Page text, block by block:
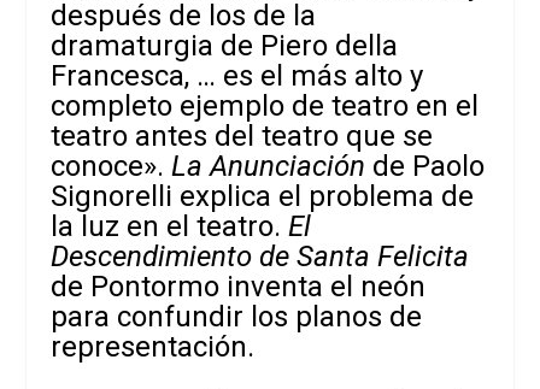
después de los de la
dramaturgia de Piero della
Francesca, … es el más alto y
completo ejemplo de teatro en el
teatro antes del teatro que se
conoce».La Anunciación de Paolo
Signorelli explica el problema de
la luz en el teatro.El
Descendimiento de Santa Felicita
de Pontormo inventa el neón
para confundir los planos de
representación.